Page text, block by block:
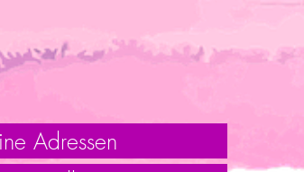
Adressen